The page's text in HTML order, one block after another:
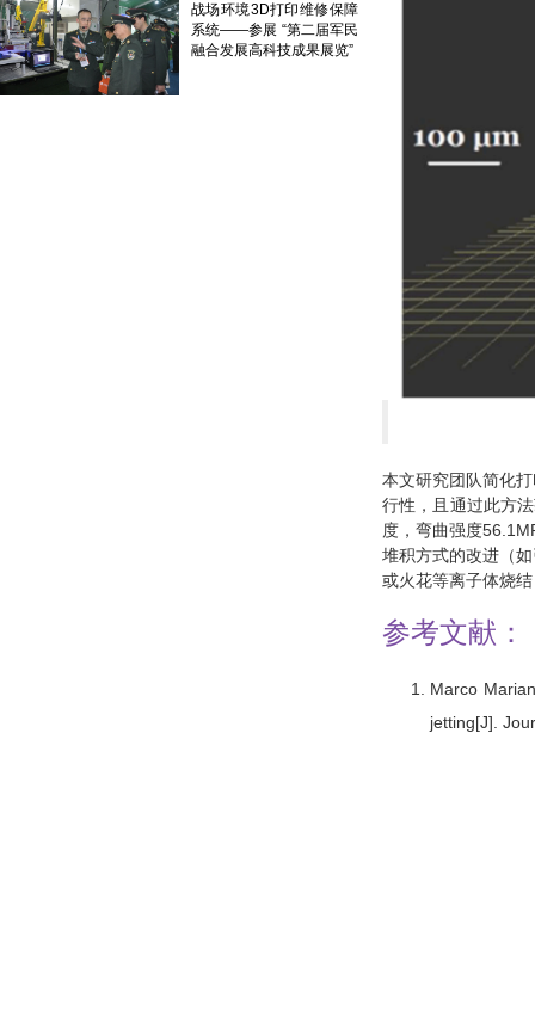
战场环境3D打印维修保障
系统——参展 “第二届军民
融合发展高科技成果展览”
本文研究团队简化
行性，且通过此方
度，弯曲强度
堆积方式的改进（
或火花等离子体烧
参考文献：
Marco
jetting[J].